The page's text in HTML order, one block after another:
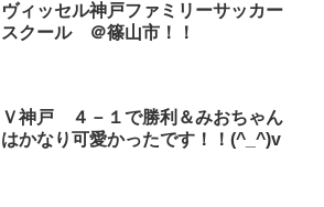
ヴィッセル神戸ファミリーサッカー
スクール ＠篠山市！！
Ｖ神戸 ４－１で勝利＆みおちゃん
はかなり可愛かったです！！(^_^)v